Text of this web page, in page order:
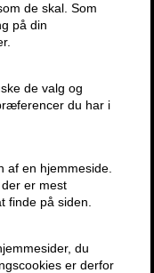
de skal. Som
på din
de valg og
du har i
af en hjemmeside.
er mest
på siden.
du
er derfor